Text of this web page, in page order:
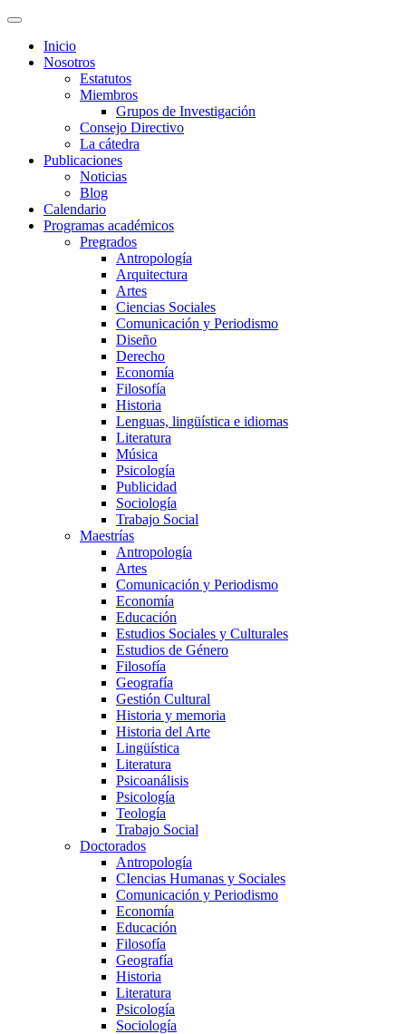
Inicio
Nosotros
Estatutos
Miembros
Grupos de Investigación
Consejo Directivo
La cátedra
Publicaciones
Noticias
Blog
Calendario
Programas académicos
Pregrados
Antropología
Arquitectura
Artes
Ciencias Sociales
Comunicación y Periodismo
Diseño
Derecho
Economía
Filosofía
Historia
Lenguas, lingüística e idiomas
Literatura
Música
Psicología
Publicidad
Sociología
Trabajo Social
Maestrías
Antropología
Artes
Comunicación y Periodismo
Economía
Educación
Estudios Sociales y Culturales
Estudios de Género
Filosofía
Geografía
Gestión Cultural
Historia y memoria
Historia del Arte
Lingüística
Literatura
Psicoanálisis
Psicología
Teología
Trabajo Social
Doctorados
Antropología
CIencias Humanas y Sociales
Comunicación y Periodismo
Economía
Educación
Filosofía
Geografía
Historia
Literatura
Psicología
Sociología